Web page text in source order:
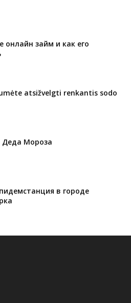
онлайн займ и как его
atsižvelgti renkantis sodo
Мороза
в городе